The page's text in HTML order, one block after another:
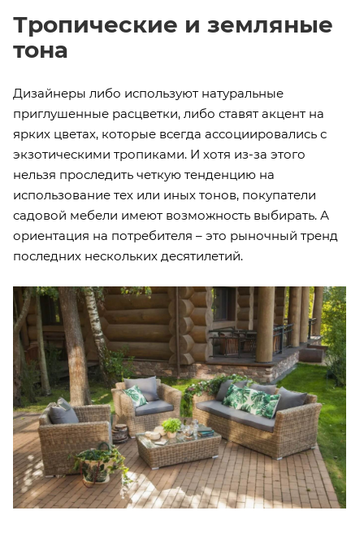
Тропические и земляные
тона
Дизайнеры либо используют натуральные
приглушенные расцветки, либо ставят акцент на
ярких цветах, которые всегда ассоциировались с
экзотическими тропиками. И хотя из-за этого
нельзя проследить четкую тенденцию на
использование тех или иных тонов, покупатели
садовой мебели имеют возможность выбирать. А
ориентация на потребителя – это рыночный тренд
последних нескольких десятилетий.